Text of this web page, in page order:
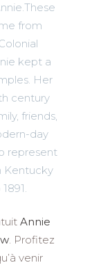
from
kept a
Her
century
friends,
day
represent
Kentucky
Annie
. Profitez
venir